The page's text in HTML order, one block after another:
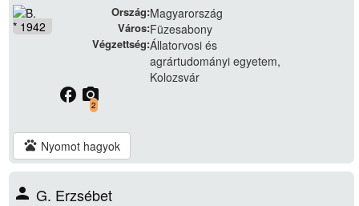
* 1942
Ország:Magyarország
Város:Füzesabony
Végzettség:Állatorvosi és
agrártudományi egyetem,
Kolozsvár
facebook camera_alt
2
pets Nyomot hagyok
person G. Erzsébet